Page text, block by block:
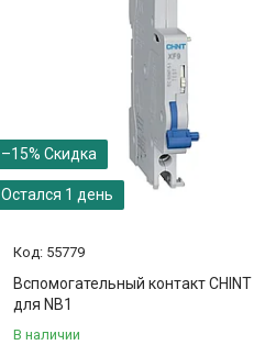
–15%
Остался 1 день
55779
Вспомогательный контакт CHINT
для NB1
В наличии